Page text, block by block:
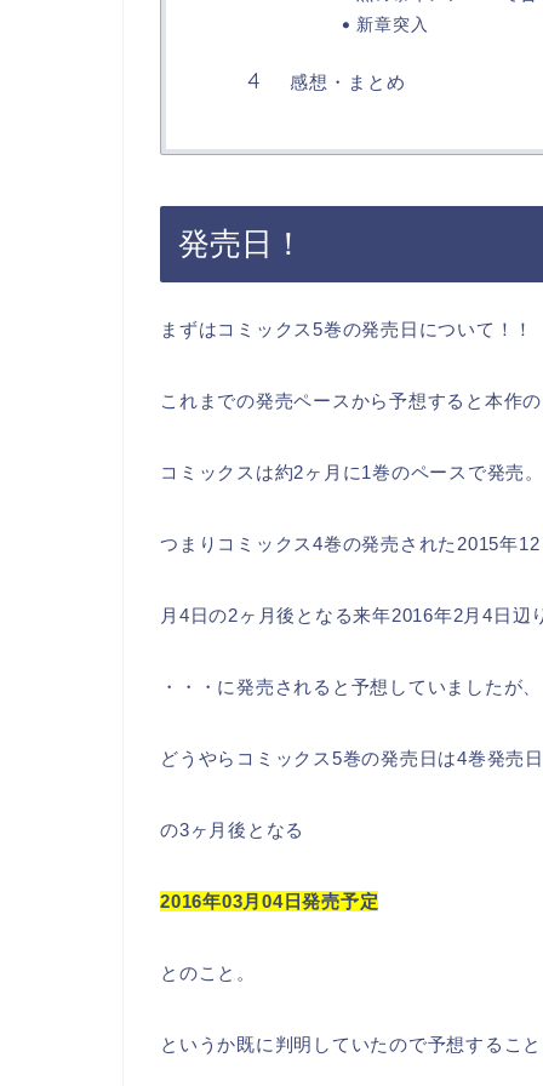
新章突入
感想・まとめ
発売日！
まずはコミックス5巻の発売日について！！
これまでの発売ペースから予想すると本作の
コミックスは約2ヶ月に1巻のペースで発売。
つまりコミックス4巻の発売された2015年12
月4日の2ヶ月後となる来年2016年2月4日辺
・・・に発売されると予想していましたが、
どうやらコミックス5巻の発売日は4巻発売日
の3ヶ月後となる
2016年03月04日発売予定
とのこと。
というか既に判明していたので予想すること